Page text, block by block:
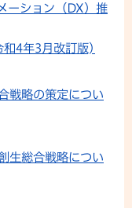
ーション（DX）推
和4年3月改訂版)
戦略の策定につい
生総合戦略につい